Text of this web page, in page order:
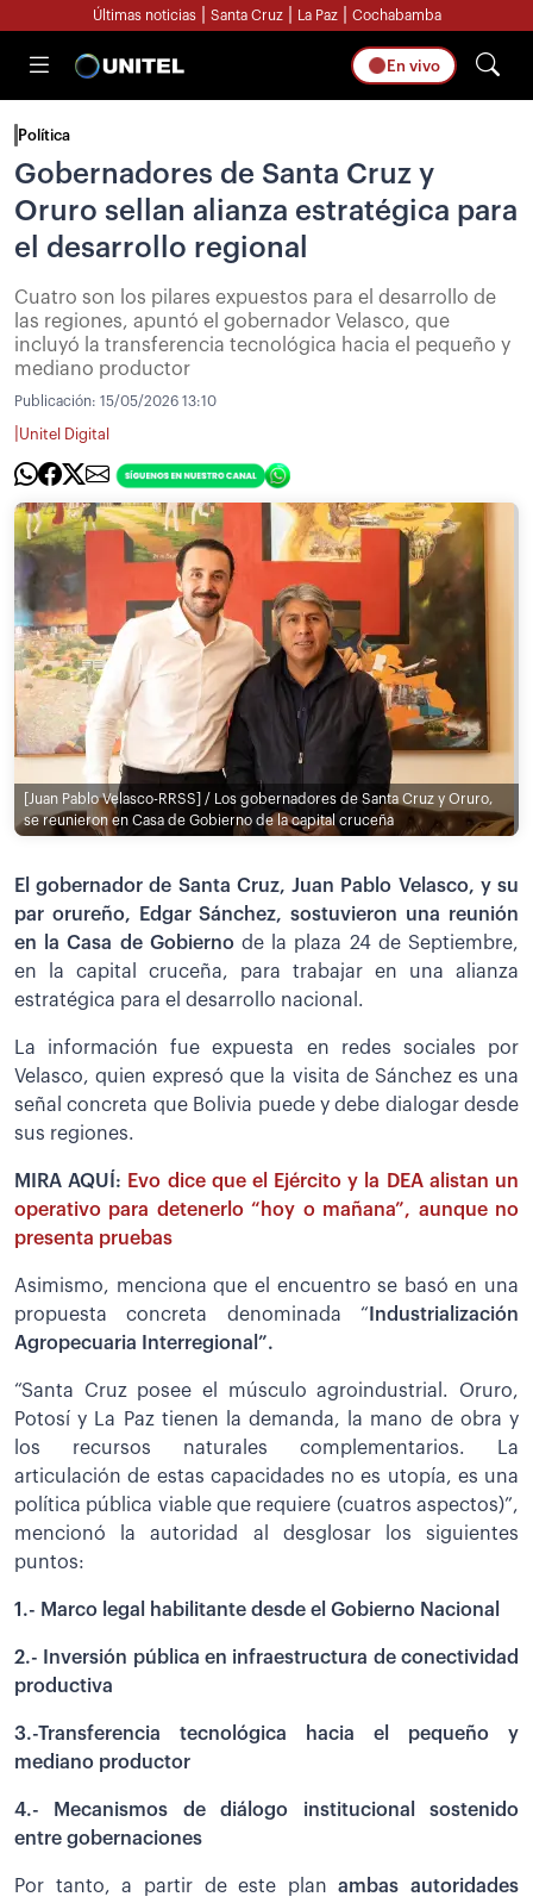
Últimas noticias Santa Cruz La Paz Cochabamba
En vivo
Política
Gobernadores de Santa Cruz y
Oruro sellan alianza estratégica para
el desarrollo regional
Cuatro son los pilares expuestos para el desarrollo de
las regiones, apuntó el gobernador Velasco, que
incluyó la transferencia tecnológica hacia el pequeño y
mediano productor
Publicación: 15/05/2026 13:10
Unitel Digital
[Juan Pablo Velasco-RRSS] / Los gobernadores de Santa Cruz y Oruro,
se reunieron en Casa de Gobierno de la capital cruceña
El gobernador de Santa Cruz, Juan Pablo Velasco, y su
par orureño, Edgar Sánchez, sostuvieron una reunión
en la Casa de Gobiernode la plaza 24 de Septiembre,
en la capital cruceña, para trabajar en una alianza
estratégica para el desarrollo nacional.
La información fue expuesta en redes sociales por
Velasco, quien expresó que la visita de Sánchez es una
señal concreta que Bolivia puede y debe dialogar desde
sus regiones.
MIRA AQUÍ: Evo dice que el Ejército y la DEA alistan un
operativo para detenerlo “hoy o mañana”, aunque no
presenta pruebas
Asimismo, menciona que el encuentro se basó en una
propuesta concreta denominada “ Industrialización
Agropecuaria Interregional”.
“Santa Cruz posee el músculo agroindustrial. Oruro,
Potosí y La Paz tienen la demanda, la mano de obra y
los recursos naturales complementarios. La
articulación de estas capacidades no es utopía, es una
política pública viable que requiere (cuatros aspectos)”,
mencionó la autoridad al desglosar los siguientes
puntos:
1.- Marco legal habilitante desde el Gobierno Nacional
2.- Inversión pública en infraestructura de conectividad
productiva
3.-Transferencia tecnológica hacia el pequeño y
mediano productor
4.- Mecanismos de diálogo institucional sostenido
entre gobernaciones
Por tanto, a partir de este planambas autoridades